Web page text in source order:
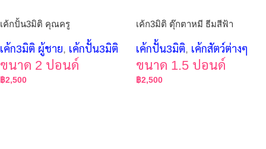
เค้กปั้น3มิติ คุณครู
เค้ก3มิติ ผู้ชาย, เค้กปั้น3มิติ
ขนาด 2 ปอนด์
฿2,500
เค้ก3มิติ ตุ๊กตาหมี ธีมสีฟ้า
เค้กปั้น3มิติ, เค้กสัตว์ต่างๆ
ขนาด 1.5 ปอนด์
฿2,500